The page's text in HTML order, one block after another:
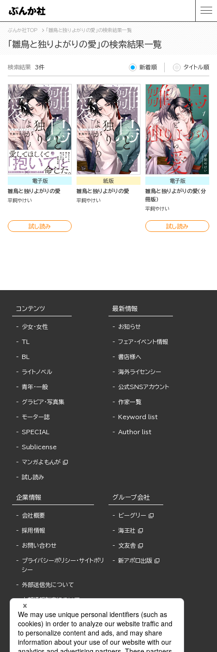
ぶんか社TOP 「雛鳥と独りよがりの愛」の検索結果一覧
「雛鳥と独りよがりの愛」の検索結果一覧
検索結果 3件 新着順 タイトル順
電子版
雛鳥と独りよがりの愛
平飼やけい
試し読み
紙版
雛鳥と独りよがりの愛
平飼やけい
電子版
雛鳥と独りよがりの愛（分
冊版）
平飼やけい
試し読み
コンテンツ
少女・女性
TL
BL
ライトノベル
青年・一般
グラビア・写真集
モーター誌
SPECIAL
Sublicense
マンガよもんが
試し読み
最新情報
お知らせ
フェア・イベント情報
書店様へ
海外ライセンシー
公式SNSアカウント
作家一覧
Keyword list
Author list
企業情報
会社概要
採用情報
お問い合わせ
プライバシーポリシー・サイトポリ
シー
外部送信先について
内部通報制度について
グループ会社
ビーグリー
海王社
文友舎
新アポロ出版